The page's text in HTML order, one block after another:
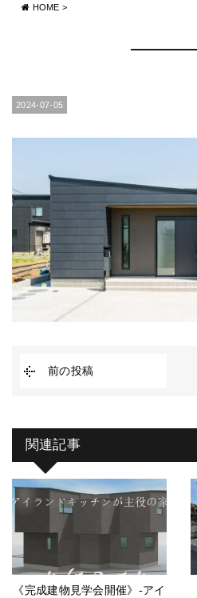
HOME >
2024-07-05
前の投稿
関連記事
《完成建物見学会開催》-アイ